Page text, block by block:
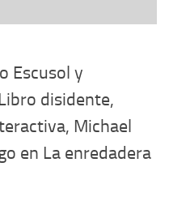
Escusol y
disidente,
Michael
en La enredadera